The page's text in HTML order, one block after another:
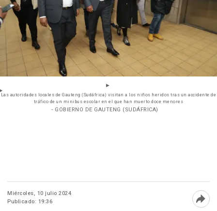
Las autoridades locales de Gauteng (Sudáfrica) visitan a los niños heridos tras un accidente de
tráfico de un minibus escolar en el que han muerto doce menores
- GOBIERNO DE GAUTENG (SUDÁFRICA)
Miércoles, 10 julio 2024
Publicado: 19:36